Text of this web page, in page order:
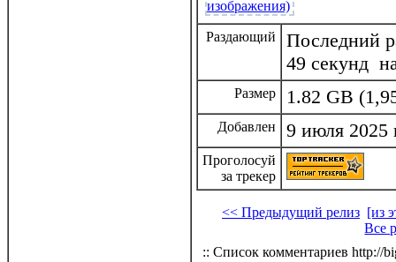
Раздающий
Последний
49 секунд
Размер 1.82 GB
Добавлен 9 июля 2025
Проголосуй
за трекер
<< Предыдущий релиз [из
Все
:: Список комментариев http://